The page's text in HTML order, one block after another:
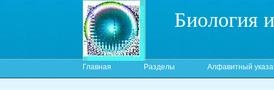
Биология
Главная Разделы Алфавитный